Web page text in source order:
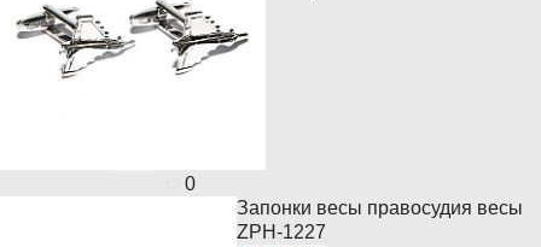
0
Запонки весы правосудия весы
ZPH-1227